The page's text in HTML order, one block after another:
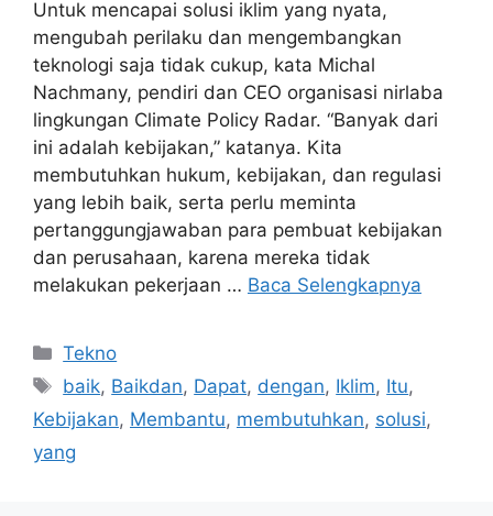
Untuk mencapai solusi iklim yang nyata,
mengubah perilaku dan mengembangkan
teknologi saja tidak cukup, kata Michal
Nachmany, pendiri dan CEO organisasi nirlaba
lingkungan Climate Policy Radar. “Banyak dari
ini adalah kebijakan,” katanya. Kita
membutuhkan hukum, kebijakan, dan regulasi
yang lebih baik, serta perlu meminta
pertanggungjawaban para pembuat kebijakan
dan perusahaan, karena mereka tidak
melakukan pekerjaan … Baca Selengkapnya
Kategori
Tekno
Tag
baik, Baikdan, Dapat, dengan, Iklim, Itu,
Kebijakan, Membantu, membutuhkan, solusi,
yang